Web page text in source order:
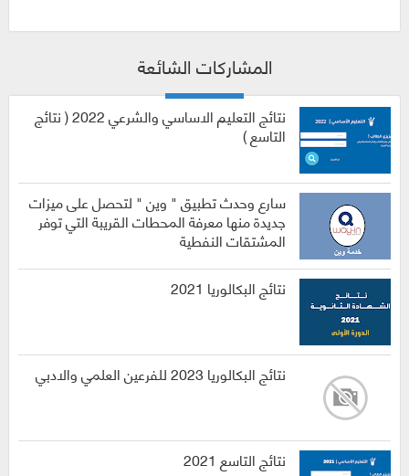
المشاركات الشائعة
نتائج التعليم الاساسي والشرعي 2022 ( نتائج
التاسع )
سارع وحدث تطبيق " وين " لتحصل على ميزات
جديدة منها معرفة المحطات القريبة التي توفر
المشتقات النفطية
نتائج البكالوريا 2021
نتائج البكالوريا 2023 للفرعين العلمي والادبي
نتائج التاسع 2021